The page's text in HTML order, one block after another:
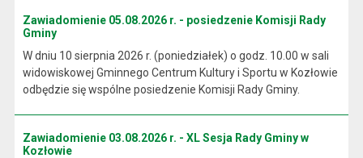
Zawiadomienie 05.08.2026 r. - posiedzenie Komisji Rady
Gminy
W dniu 10 sierpnia 2026 r. (poniedziałek) o godz. 10.00 w sali
widowiskowej Gminnego Centrum Kultury i Sportu w Kozłowie
odbędzie się wspólne posiedzenie Komisji Rady Gminy.
Zawiadomienie 03.08.2026 r. - XL Sesja Rady Gminy w
Kozłowie